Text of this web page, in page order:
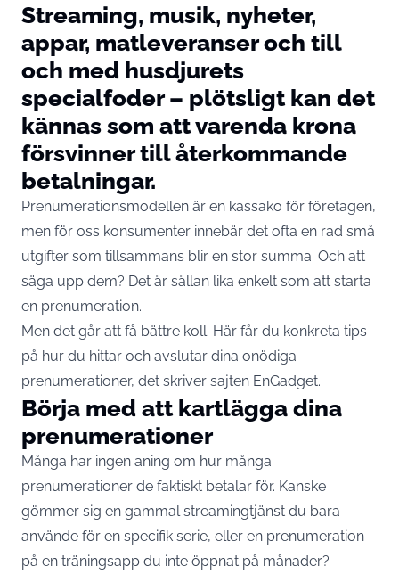
Streaming, musik, nyheter,
appar, matleveranser och till
och med husdjurets
specialfoder – plötsligt kan det
kännas som att varenda krona
försvinner till återkommande
betalningar.
Prenumerationsmodellen är en kassako för företagen,
men för oss konsumenter innebär det ofta en rad små
utgifter som tillsammans blir en stor summa. Och att
säga upp dem? Det är sällan lika enkelt som att starta
en prenumeration.
Men det går att få bättre koll. Här får du konkreta tips
på hur du hittar och avslutar dina onödiga
prenumerationer, det skriver sajten EnGadget.
Börja med att kartlägga dina
prenumerationer
Många har ingen aning om hur många
prenumerationer de faktiskt betalar för. Kanske
gömmer sig en gammal streamingtjänst du bara
använde för en specifik serie, eller en prenumeration
på en träningsapp du inte öppnat på månader?